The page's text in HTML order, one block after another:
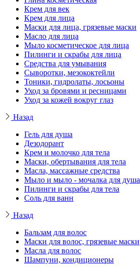
Крем для век
Крем для лица
Маски для лица, грязевые маски
Масло для лица
Мыло косметическое для лица
Пилинги и скрабы для лица
Средства для умывания
Сыворотки, мезококтейли
Тоники, гидролаты, лосьоны
Уход за бровями и ресницами
Уход за кожей вокруг глаз
Назад
Гель для душа
Дезодорант
Крем и молочко для тела
Маски, обертывания для тела
Масла, массажные средства
Мыло и мыло - мочалка для душа
Пилинги и скрабы для тела
Соль для ванн
Назад
Бальзам для волос
Маски для волос, грязевые маски
Масла для волос
Шампуни, кондиционеры